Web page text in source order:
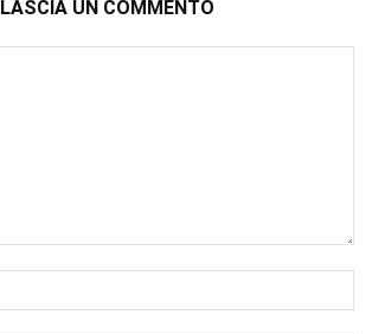
LASCIA UN COMMENTO